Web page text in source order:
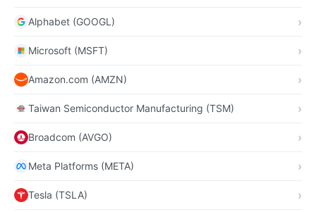
Alphabet (GOOGL)
Microsoft (MSFT)
Amazon.com (AMZN)
Taiwan Semiconductor Manufacturing (TSM)
Broadcom (AVGO)
Meta Platforms (META)
Tesla (TSLA)